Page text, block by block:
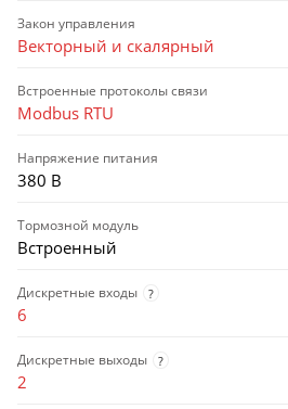
Закон управления
Векторный и скалярный
Встроенные протоколы связи
Modbus RTU
Напряжение питания
380 В
Тормозной модуль
Встроенный
Дискретные входы ?
6
Дискретные выходы ?
2